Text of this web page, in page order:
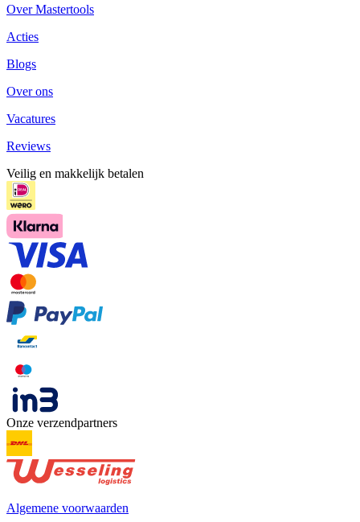
Over Mastertools
Acties
Blogs
Over ons
Vacatures
Reviews
Veilig en makkelijk betalen
Onze verzendpartners
Algemene voorwaarden